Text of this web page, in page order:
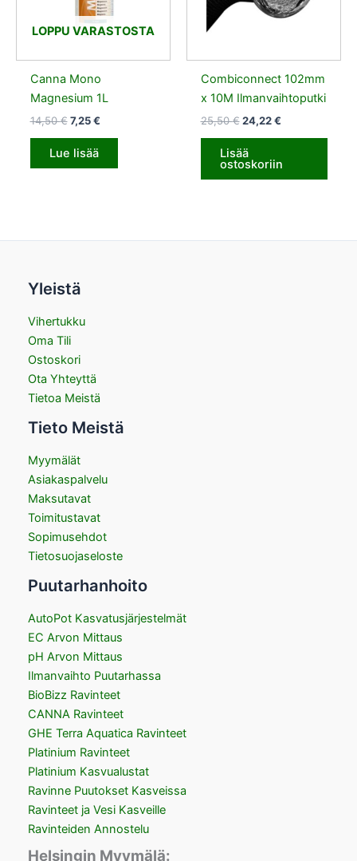
LOPPU VARASTOSTA
Canna Mono
Magnesium 1L
14,50€ 7,25€
Lue lisää
Combiconnect 102mm
x 10M Ilmanvaihtoputki
25,50€ 24,22€
Lisää
ostoskoriin
Yleistä
Vihertukku
Oma Tili
Ostoskori
Ota Yhteyttä
Tietoa Meistä
Tieto Meistä
Myymälät
Asiakaspalvelu
Maksutavat
Toimitustavat
Sopimusehdot
Tietosuojaseloste
Puutarhanhoito
AutoPot Kasvatusjärjestelmät
EC Arvon Mittaus
pH Arvon Mittaus
Ilmanvaihto Puutarhassa
BioBizz Ravinteet
CANNA Ravinteet
GHE Terra Aquatica Ravinteet
Platinium Ravinteet
Platinium Kasvualustat
Ravinne Puutokset Kasveissa
Ravinteet ja Vesi Kasveille
Ravinteiden Annostelu
Helsingin Myymälä: